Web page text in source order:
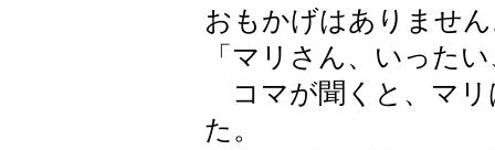
おもかげはありませ
「マリさん、いった
コマが聞くと、マリ
た。